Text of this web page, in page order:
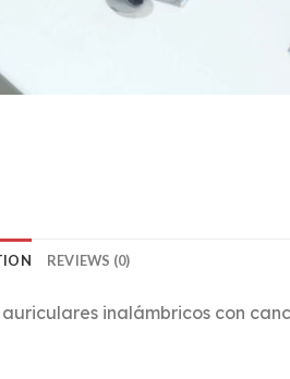
REVIEWS (0)
auriculares inalámbricos con